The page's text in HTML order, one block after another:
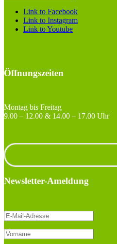
Link to Facebook
Link to Instagram
Link to Youtube
Öffnungszeiten
Montag bis Freitag
9.00 – 12.00 & 14.00 – 17.00 Uhr
Newsletter-Ameldung